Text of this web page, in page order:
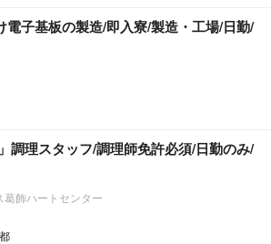
電子基板の製造/即入寮/製造・工場/日勤/
調理スタッフ/調理師免許必須/日勤のみ/
飾ハートセンター